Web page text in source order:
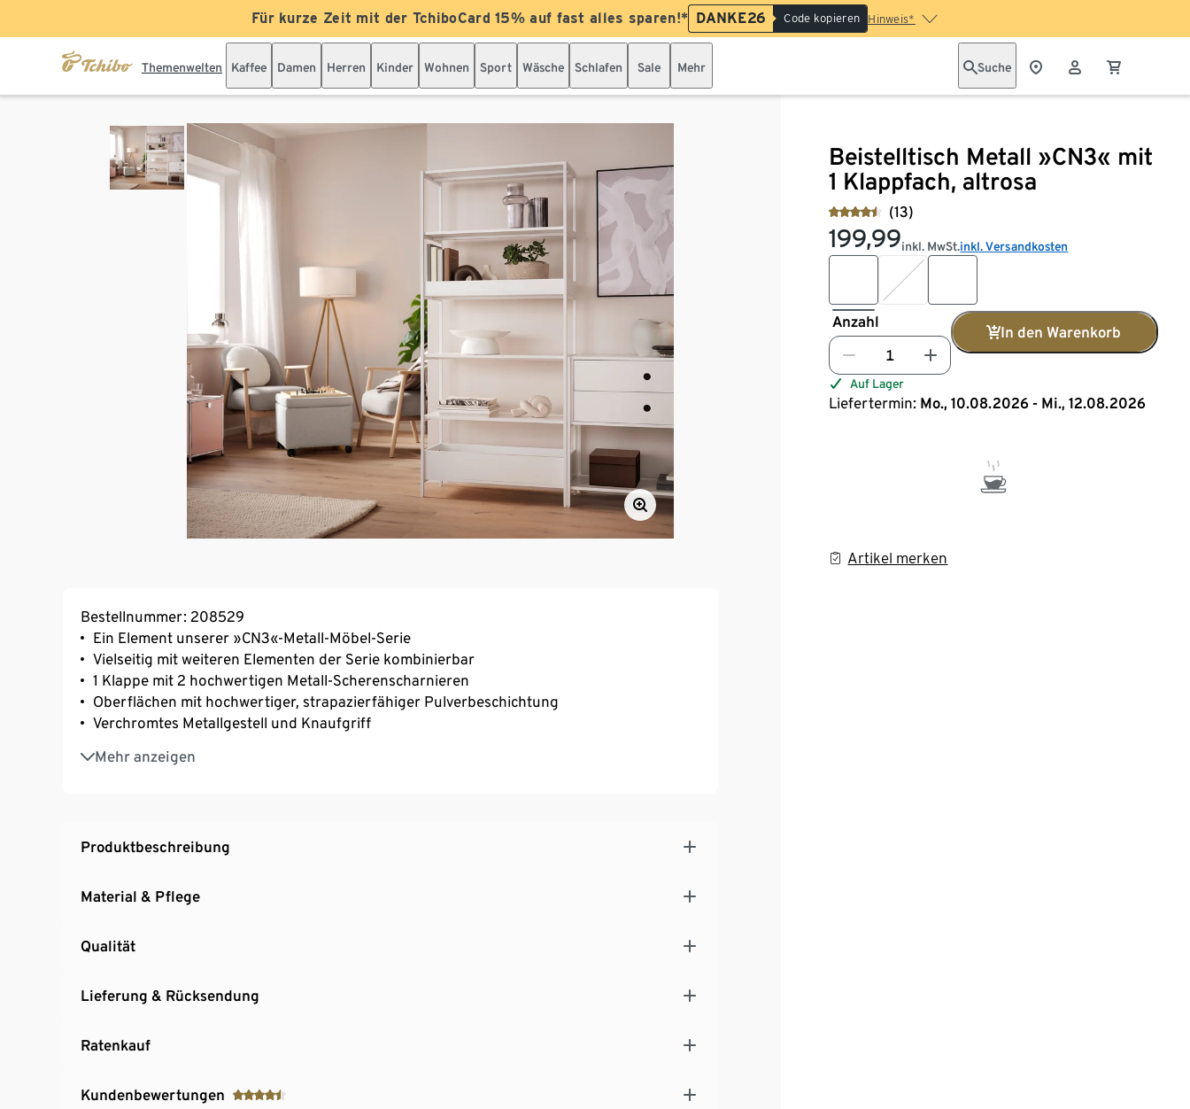
Für kurze Zeit mit der TchiboCard 15% auf fast alles sparen!* DANKE26 Code kopieren Hinweis*
Themenwelten Kaffee Damen Herren Kinder Wohnen Sport Wäsche Schlafen Sale Mehr Suche
Beistelltisch Metall »CN3« mit
1 Klappfach, altrosa
(13)
199,99inkl. MwSt.inkl. Versandkosten
Anzahl
In den Warenkorb
Auf Lager
Liefertermin: Mo., 10.08.2026 - Mi., 12.08.2026
Artikel merken
Bestellnummer: 208529
Ein Element unserer »CN3«-Metall-Möbel-Serie
Vielseitig mit weiteren Elementen der Serie kombinierbar
1 Klappe mit 2 hochwertigen Metall-Scherenscharnieren
Oberflächen mit hochwertiger, strapazierfähiger Pulverbeschichtung
Verchromtes Metallgestell und Knaufgriff
Mehr anzeigen
Mit 4 Rollen, 2 davon feststellbar
Inkl. höhenverstellbarer Kunststofffüße für einen festen Stand auch auf unebenen
Produktbeschreibung
Material & Pflege
Qualität
Lieferung & Rücksendung
Ratenkauf
Kundenbewertungen